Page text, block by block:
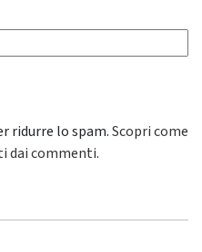
ridurre lo spam.Scopri come
dai commenti.